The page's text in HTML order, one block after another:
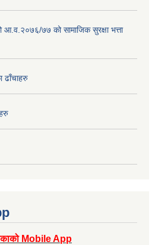
आ.व.२०७६/७७ को सामाजिक सुरक्षा भत्ता
ढाँचाहरु
Mobile App